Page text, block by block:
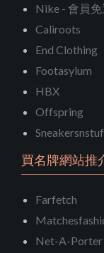
Nike - 會員
Caliroots
End Clothing
Footasylum
HBX
Offspring
買名牌網站推
Farfetch
Net-A-Porter